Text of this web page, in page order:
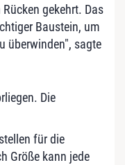
gekehrt. Das
Baustein, um
überwinden", sagte
Die
für die
Größe kann jede